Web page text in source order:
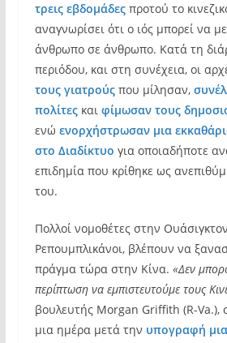
τρεις εβδομάδεςπροτού το
αναγνωρίσει ότι ο ιός μπορεί να
άνθρωπο σε άνθρωπο. Κατά τη
περιόδου, και στη συνέχεια, οι
τους γιατρούςπου μίλησαν,
πολίτες και φίμωσαν τους
ενώ ενορχήστρωσαν μια
στο Διαδίκτυο για οποιαδήποτε
επιδημία που κρίθηκε ως
του.
Πολλοί νομοθέτες στην
Ρεπουμπλικάνοι, βλέπουν να
πράγμα τώρα στην Κίνα. «Δεν
περίπτωση να εμπιστευτούμε τους
βουλευτής Morgan Griffith (R-Va.),
μια ημέρα μετά την υπογραφή